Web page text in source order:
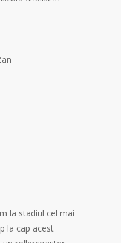
la stadiul cel mai
la cap acest